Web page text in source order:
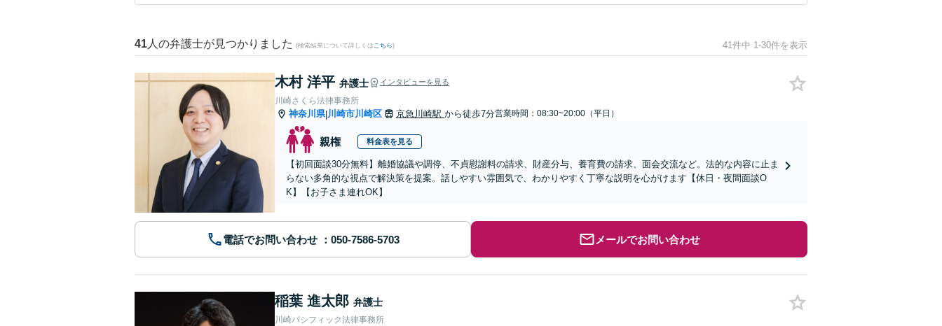
41 人の弁護士が見つかりました (検索結果について詳しくは こちら) 41件中 1-30件を表示
木村 洋平 弁護士 インタビューを見る
川崎さくら法律事務所
神奈川県|川崎市川崎区 京急川崎駅 から徒歩7分営業時間：08:30~20:00（平日）
親権 料金表を見る
【初回面談30分無料】離婚協議や調停、不貞慰謝料の請求、財産分与、養育費の請求、面会交流など。法的な内容に止ま
らない多角的な視点で解決策を提案。話しやすい雰囲気で、わかりやすく丁寧な説明を心がけます【休日・夜間面談O
K】【お子さま連れOK】
電話でお問い合わせ メールでお問い合わせ
稲葉 進太郎 弁護士
川崎パシフィック法律事務所